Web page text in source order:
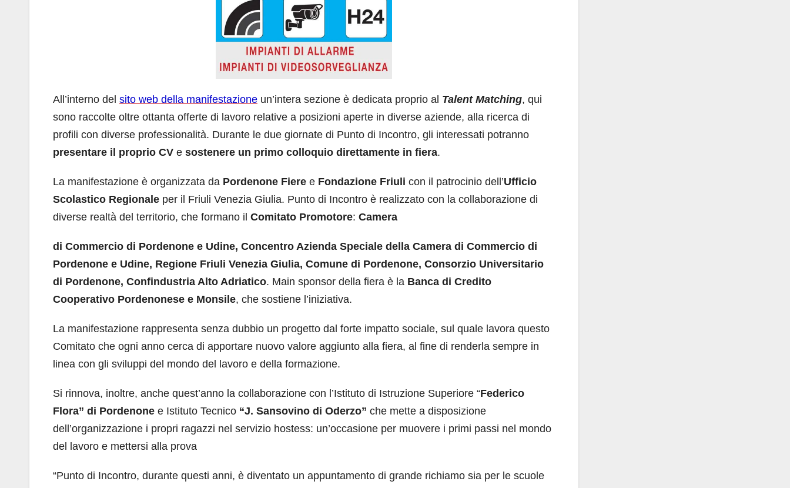
All’interno del sito web della manifestazione un’intera sezione è dedicata proprio al Talent Matching, qui
sono raccolte oltre ottanta offerte di lavoro relative a posizioni aperte in diverse aziende, alla ricerca di
profili con diverse professionalità. Durante le due giornate di Punto di Incontro, gli interessati potranno
presentare il proprio CV e sostenere un primo colloquio direttamente in fiera.
La manifestazione è organizzata da Pordenone Fiere e Fondazione Friuli con il patrocinio dell’Ufficio
Scolastico Regionale per il Friuli Venezia Giulia. Punto di Incontro è realizzato con la collaborazione di
diverse realtà del territorio, che formano il Comitato Promotore: Camera
di Commercio di Pordenone e Udine, Concentro Azienda Speciale della Camera di Commercio di
Pordenone e Udine, Regione Friuli Venezia Giulia, Comune di Pordenone, Consorzio Universitario
di Pordenone, Confindustria Alto Adriatico. Main sponsor della fiera è la Banca di Credito
Cooperativo Pordenonese e Monsile, che sostiene l’iniziativa.
La manifestazione rappresenta senza dubbio un progetto dal forte impatto sociale, sul quale lavora questo
Comitato che ogni anno cerca di apportare nuovo valore aggiunto alla fiera, al fine di renderla sempre in
linea con gli sviluppi del mondo del lavoro e della formazione.
Si rinnova, inoltre, anche quest’anno la collaborazione con l’Istituto di Istruzione Superiore “Federico
Flora” di Pordenone e Istituto Tecnico “J. Sansovino di Oderzo” che mette a disposizione
dell’organizzazione i propri ragazzi nel servizio hostess: un’occasione per muovere i primi passi nel mondo
del lavoro e mettersi alla prova
“Punto di Incontro, durante questi anni, è diventato un appuntamento di grande richiamo sia per le scuole